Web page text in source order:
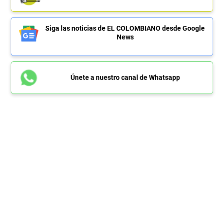
Siga las noticias de EL COLOMBIANO desde Google
News
Únete a nuestro canal de Whatsapp